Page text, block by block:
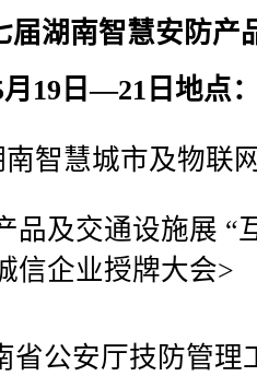
届湖南智慧安防产
月19日—21日地点
智慧城市及物联
品及交通设施展 “
信企业授牌大会>
省公安厅技防管理